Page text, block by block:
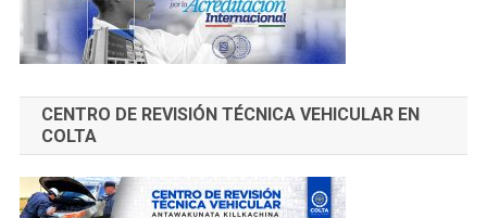
CENTRO DE REVISIÓN TÉCNICA VEHICULAR EN
COLTA